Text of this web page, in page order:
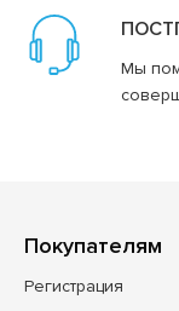
Мы
Покупателям
Регистрация